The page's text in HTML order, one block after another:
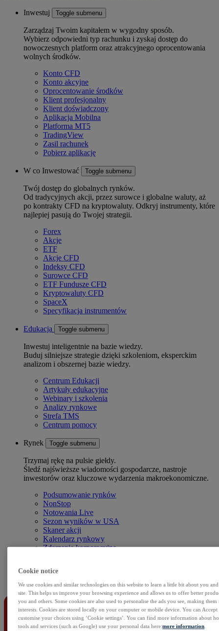
Inwestuj Toggle submenu
Zarządzaj Twoim kapitałem w wygodny sposób.
Wybierz odpowiedni typ rachunku i zyskaj dostęp do
nowoczesnych platform oraz atrakcyjnego oprocentowania
wolnych środków.
Konto CFD
Konto akcyjne
Oprocentowanie środków
Klient profesjonalny
Klient doświadczony
Aplikacja Mobilna
Platforma MT5
TradingView
Zasil rachunek
Pobierz aplikację
W co Inwestować Toggle submenu
Twój dostęp do globalnych rynków.
Od tradycyjnych akcji, przez surowce i globalne waluty, aż
po kontrakty CFD na kryptowaluty. Odkryj instrumenty, które
najlepiej pasują do Twojej strategii.
Forex
Akcje
ETF
Akcje CFD
Indeksy CFD
Surowce CFD
ETF Fundusze CFD
Kryptowaluty CFD
SpaceX
Specyfikacja instrumentów
Edukacja Toggle submenu
Inwestuj inteligentnie na bazie wiedzy.
Buduj silniejsze strategie dzięki szkoleniom, eksperckim
analizom i obszernej bazie wiedzy.
Centrum Edukacji
Artykuły edukacyjne
Webinary i szkolenia
Analizy rynkowe
Strefa TMS
Centrum pomocy
Rynek Toggle submenu
Trzymaj rękę na pulsie giełdy.
Śledź najświeższe wiadomości gospodarcze, nastroje
inwestorów oraz kluczowe wydarzenia makroekonomiczne.
Podsumowanie rynków
NonStop
Notowania Live
Sezon wyników w USA
Skaner akcji
Kalendarz rynkowy
Zdarzenia korporacyjne
Kontakt
Cookie notice
We use cookies and similar technologies on this website to learn a little bit about you
site. This helps us improve your browsing experience and allows us to offer better
you and others. Some cookies are also used to personalise the ads you see, making
interests. Cookies are stored locally on your computer or mobile device. You can
customise your choices using ‘Cookie settings’. You can find more information about
tools and services (such as Google) use your personal data here:more information